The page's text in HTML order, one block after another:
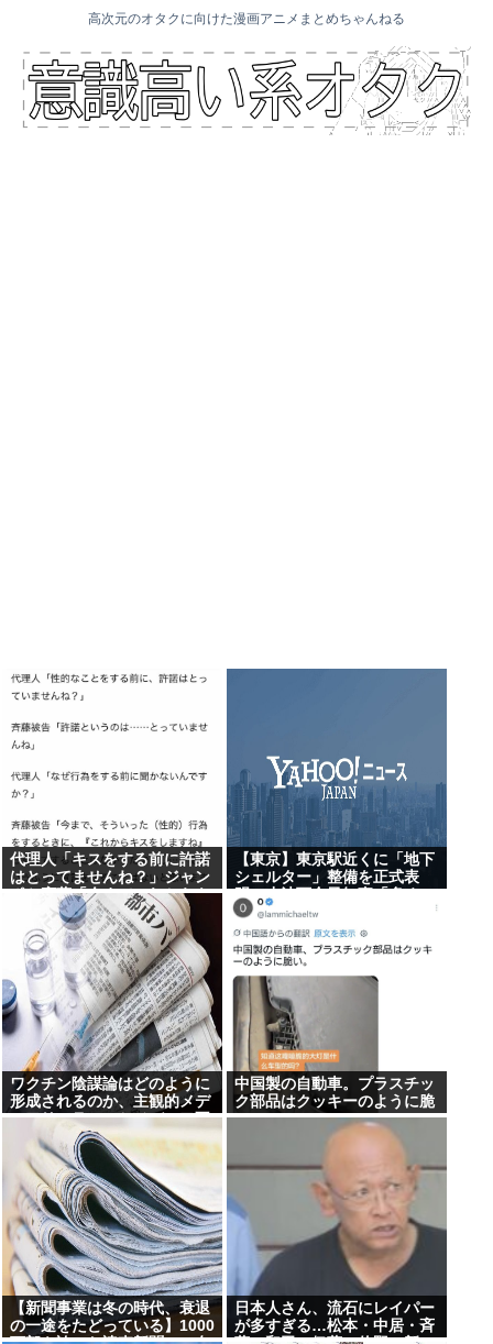
高次元のオタクに向けた漫画アニメまとめちゃんねる
代理人「キスをする前に許諾
はとってませんね？」ジャン
ポケ斎藤「今までこれからキ
スしますなんて宣言すること
なかったので」
【東京】東京駅近くに「地下
シェルター」整備を正式表
明…小池百合子知事「多くの
方が滞在、施設整備の効果高
い」
ワクチン陰謀論はどのように
形成されるのか、主観的メデ
ィアリテラシーとメディア不
信「ワクチンにマイクロチッ
プが埋め込まれている」
中国製の自動車。プラスチッ
ク部品はクッキーのように脆
い
【新聞事業は冬の時代、衰退
の一途をたどっている】1000
日本人さん、流石にレイパー
が多すぎる…松本・中居・斉